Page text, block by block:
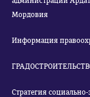
Мордовия
Информация
Стратегия